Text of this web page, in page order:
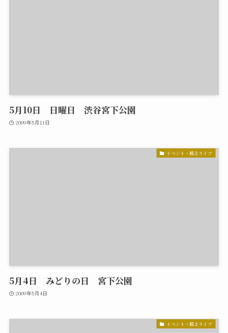
5月10日 日曜日 渋谷宮下公園
2009年5月11日
イベント・路上ライブ
5月4日 みどりの日 宮下公園
2009年5月4日
イベント・路上ライブ